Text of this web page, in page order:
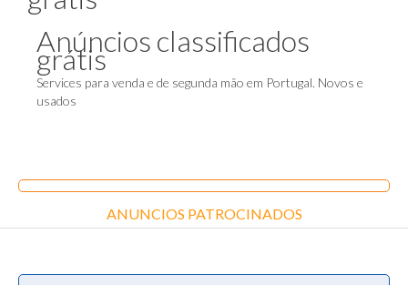
Anúncios classificados
grátis
Services para venda e de segunda mão em Portugal. Novos e
usados
ANUNCIOS PATROCINADOS